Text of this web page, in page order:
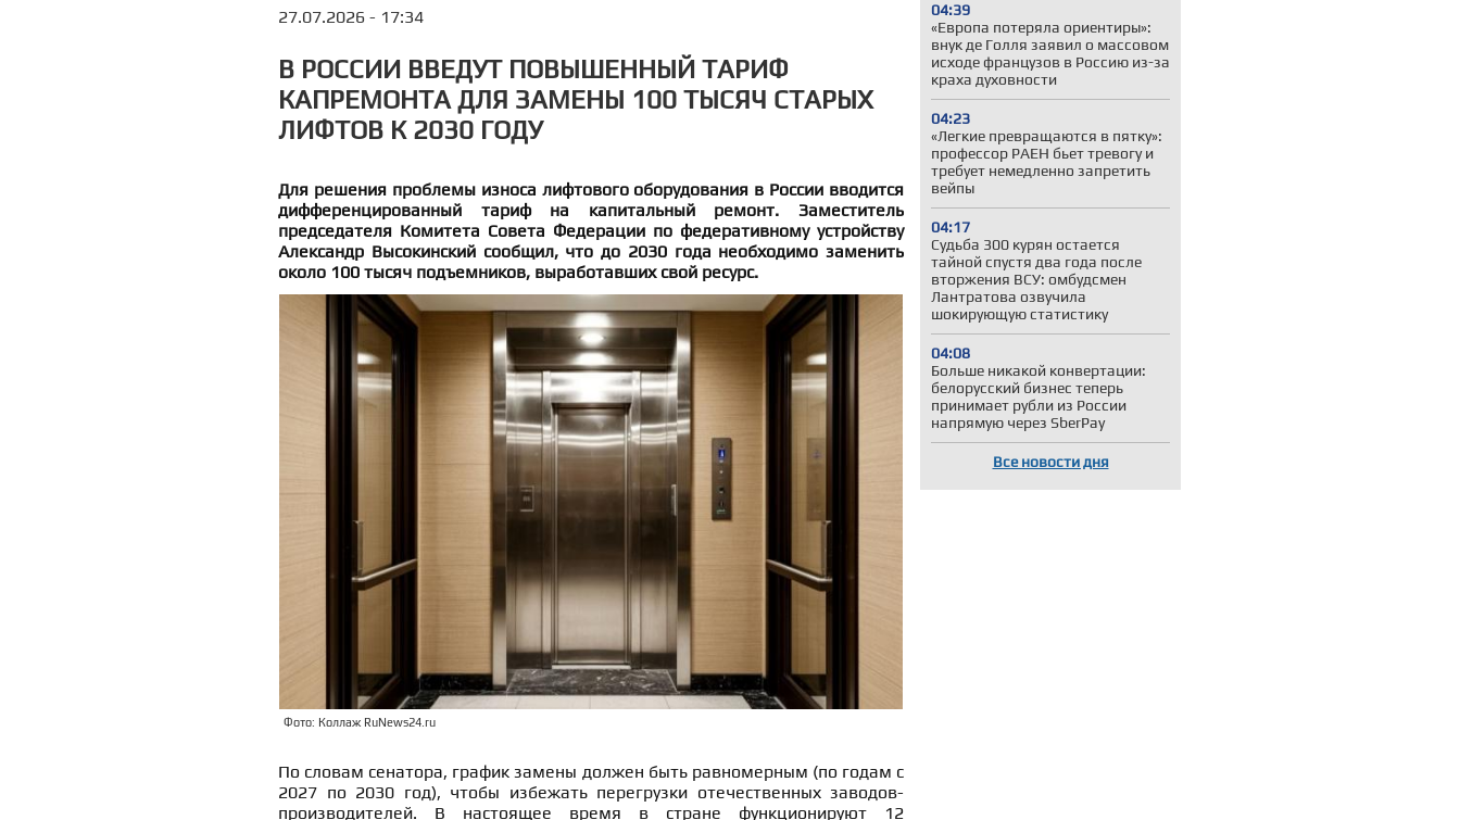
04:39
«Европа потеряла ориентиры»:
внук де Голля заявил о массовом
исходе французов в Россию из-за
краха духовности
04:23
«Легкие превращаются в пятку»:
профессор РАЕН бьет тревогу и
требует немедленно запретить
вейпы
04:17
Судьба 300 курян остается
тайной спустя два года после
вторжения ВСУ: омбудсмен
Лантратова озвучила
шокирующую статистику
04:08
Больше никакой конвертации:
белорусский бизнес теперь
принимает рубли из России
напрямую через SberPay
Все новости дня
27.07.2026 - 17:34
В РОССИИ ВВЕДУТ ПОВЫШЕННЫЙ ТАРИФ
КАПРЕМОНТА ДЛЯ ЗАМЕНЫ 100 ТЫСЯЧ СТАРЫХ
ЛИФТОВ К 2030 ГОДУ
Для решения проблемы износа лифтового оборудования в России вводится
дифференцированный тариф на капитальный ремонт. Заместитель
председателя Комитета Совета Федерации по федеративному устройству
Александр Высокинский сообщил, что до 2030 года необходимо заменить
около 100 тысяч подъемников, выработавших свой ресурс.
Фото: Коллаж RuNews24.ru
По словам сенатора, график замены должен быть равномерным (по годам с
2027 по 2030 год), чтобы избежать перегрузки отечественных заводов-
производителей. В настоящее время в стране функционируют 12